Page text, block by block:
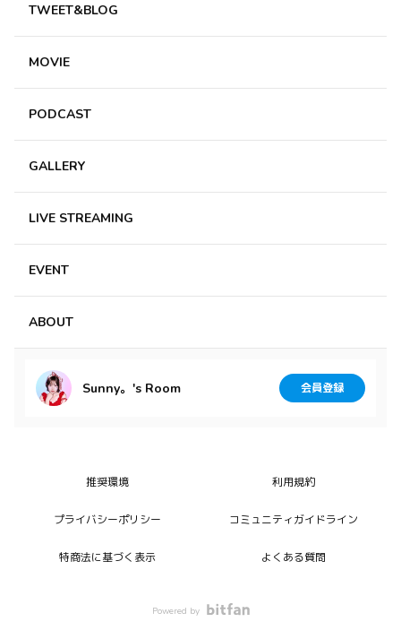
0
ごましおのさっちゃん
近況報告ありがとう
煮込みハンバーグ美味しそう
ダンスレッスンお疲れ様
これから電車です
0
約束通りにBlogありがと！！
みんなのコメントでよだれ垂らしてるの可愛いすぎる〜💞
Rainy。ちゃんの前世ぜったいパブロフの犬だよ！！🙂‍↕️ｳﾝ
ｳﾝ
昨日は「煮込みハンバーグ」だったんだね✨
デニーズねだるのかわいい〜💕
った！！
あと８問だけだね✨この調子だよ！！👏
TWEET&BLOG
MOVIE
PODCAST
GALLERY
LIVE STREAMING
EVENT
ABOUT
Sunny。's Room 会員登録
推奨環境 利用規約
プライバシーポリシー コミュニティガイドライン
特商法に基づく表示 よくある質問
Powered by